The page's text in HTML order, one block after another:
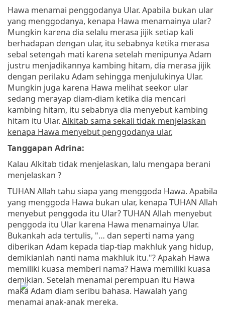
Hawa menamai penggodanya Ular. Apabila bukan ular
yang menggodanya, kenapa Hawa menamainya ular?
Mungkin karena dia selalu merasa jijik setiap kali
berhadapan dengan ular, itu sebabnya ketika merasa
sebal setengah mati karena setelah menipunya Adam
justru menjadikannya kambing hitam, dia merasa jijik
dengan perilaku Adam sehingga menjulukinya Ular.
Mungkin juga karena Hawa melihat seekor ular
sedang merayap diam-diam ketika dia mencari
kambing hitam, itu sebabnya dia menyebut kambing
hitam itu Ular. Alkitab sama sekali tidak menjelaskan
kenapa Hawa menyebut penggodanya ular.
Tanggapan Adrina:
Kalau Alkitab tidak menjelaskan, lalu mengapa berani
menjelaskan ?
TUHAN Allah tahu siapa yang menggoda Hawa. Apabila
yang menggoda Hawa bukan ular, kenapa TUHAN Allah
menyebut penggoda itu Ular? TUHAN Allah menyebut
penggoda itu Ular karena Hawa menamainya Ular.
Bukankah ada tertulis, "… dan seperti nama yang
diberikan Adam kepada tiap-tiap makhluk yang hidup,
demikianlah nanti nama makhluk itu."? Apakah Hawa
memiliki kuasa memberi nama? Hawa memiliki kuasa
demikian. Setelah menamai perempuan itu Hawa
maka Adam diam seribu bahasa. Hawalah yang
menamai anak-anak mereka.